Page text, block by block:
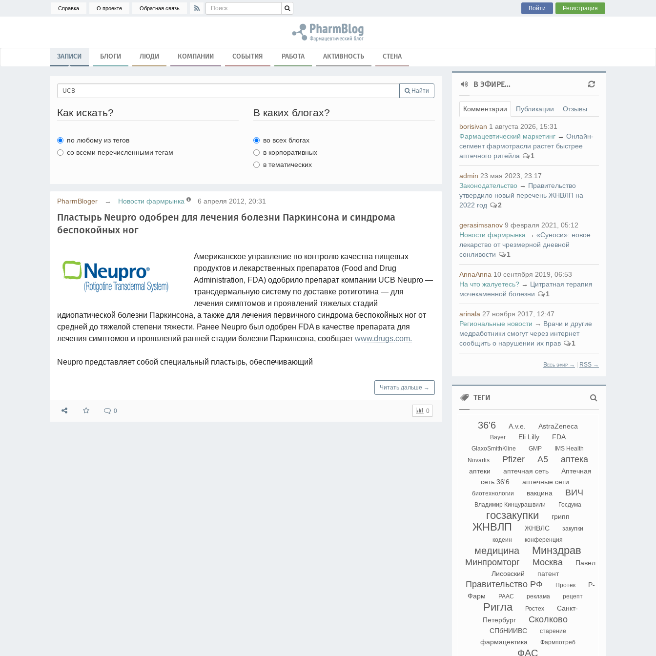
Справка О проекте Обратная связь Войти Регистрация
ЗАПИСИ БЛОГИ ЛЮДИ КОМПАНИИ СОБЫТИЯ РАБОТА АКТИВНОСТЬ СТЕНА
Найти
Как искать?
по любому из тегов
со всеми перечисленными тегам
В каких блогах?
во всех блогах
в корпоративных
в тематических
PharmBloger → Новости фармрынка 6 апреля 2012, 20:31
Пластырь Neupro одобрен для лечения болезни Паркинсона и синдрома
беспокойных ног
Американское управление по контролю качества пищевых
продуктов и лекарственных препаратов (Food and Drug
Administration, FDA) одобрило препарат компании UCB Neupro —
трансдермальную систему по доставке ротиготина — для
лечения симптомов и проявлений тяжелых стадий
идиопатической болезни Паркинсона, а также для лечения первичного синдрома беспокойных ног от
средней до тяжелой степени тяжести. Ранее Neupro был одобрен FDA в качестве препарата для
лечения симптомов и проявлений ранней стадии болезни Паркинсона, сообщает www.drugs.com.
Neupro представляет собой специальный пластырь, обеспечивающий
Читать дальше →
0 0
В ЭФИРЕ...
Комментарии Публикации Отзывы
borisivan 1 августа 2026, 15:31
Фармацевтический маркетинг→ Онлайн-
сегмент фармотрасли растет быстрее
аптечного ритейла
1
admin 23 мая 2023, 23:17
Законодательство→ Правительство
утвердило новый перечень ЖНВЛП на
2022 год
2
gerasimsanov 9 февраля 2021, 05:12
Новости фармрынка → «Суноси»: новое
лекарство от чрезмерной дневной
сонливости
1
AnnaAnna 10 сентября 2019, 06:53
На что жалуетесь?→ Цитратная терапия
мочекаменной болезни
1
arinala 27 ноября 2017, 12:47
Региональные новости → Врачи и другие
медработники смогут через интернет
сообщить о нарушении их прав
1
Весь эфир → RSS →
ТЕГИ
36'6 A.v.e. AstraZeneca
Bayer Eli Lilly FDA
GlaxoSmithKline GMP
IMS Health
Novartis
Pfizer А5 аптека
аптеки аптечная сеть
Аптечная
сеть 36'6
аптечные сети
биотехнологии вакцина ВИЧ
Владимир Кинцурашвили Госдума
госзакупки грипп
ЖНВЛП ЖНВЛС
закупки
кодеин
конференция
медицина Минздрав
Минпромторг Москва
Павел
Лисовский
патент
Правительство РФ Протек
Р-
Фарм
РААС реклама рецепт
Ригла Ростех
Санкт-
Петербург
Сколково
СПбНИИВС старение
фармацевтика Фармпотреб
ФАС